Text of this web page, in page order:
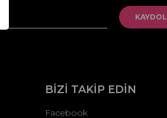
KAYDOL
BİZİ TAKİP EDİN
Facebook